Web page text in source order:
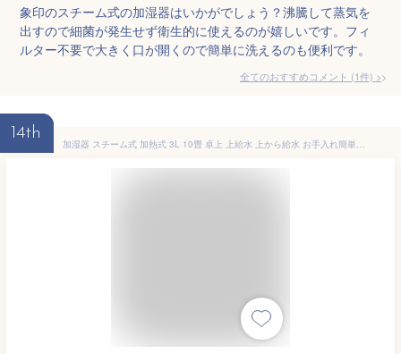
象印のスチーム式の加湿器はいかがでしょう？沸騰して蒸気を
出すので細菌が発生せず衛生的に使えるのが嬉しいです。フィ
ルター不要で大きく口が開くので簡単に洗えるのも便利です。
全てのおすすめコメント (1件) >
14th
加湿器 スチーム式 加熱式 3L 10畳 卓上 上給水 上から給水 お手入れ簡単 洗える リビング 寝室 家庭用 オフィス 空焚き防止 OFFタイマー おしゃれ かわいい スチーム式加湿器 ホワイト アイリスオーヤマ AHM-MH60-W